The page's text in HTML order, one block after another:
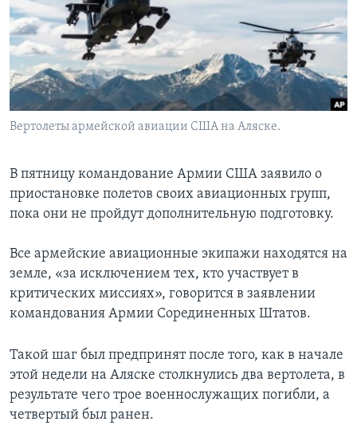
Learning English
СОЦИАЛЬНЫЕ СЕТИ
Вертолеты армейской авиации США на Аляске.
В пятницу командование Армии США заявило о
приостановке полетов своих авиационных групп,
пока они не пройдут дополнительную подготовку.
Все армейские авиационные экипажи находятся на
земле, «за исключением тех, кто участвует в
критических миссиях», говорится в заявлении
командования Армии Сорединенных Штатов.
Такой шаг был предпринят после того, как в начале
этой недели на Аляске столкнулись два вертолета, в
результате чего трое военнослужащих погибли, а
четвертый был ранен.